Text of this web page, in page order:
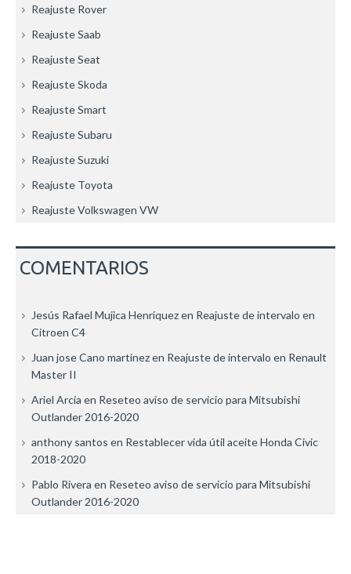
Reajuste Rover
Reajuste Saab
Reajuste Seat
Reajuste Skoda
Reajuste Smart
Reajuste Subaru
Reajuste Suzuki
Reajuste Toyota
Reajuste Volkswagen VW
COMENTARIOS
Jesús Rafael Mujica Henríquezen Reajuste de intervalo en
Citroen C4
Juan jose Cano martinezen Reajuste de intervalo en Renault
Master II
Ariel Arcia en Reseteo aviso de servicio para Mitsubishi
Outlander 2016-2020
anthony santos en Restablecer vida útil aceite Honda Civic
2018-2020
Pablo Rivera en Reseteo aviso de servicio para Mitsubishi
Outlander 2016-2020